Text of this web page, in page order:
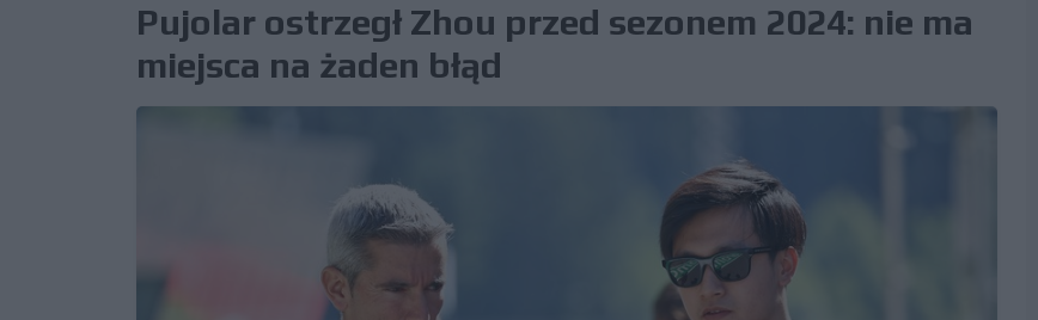
Pujolar ostrzegł Zhou przed sezonem 2024: nie ma
miejsca na żaden błąd